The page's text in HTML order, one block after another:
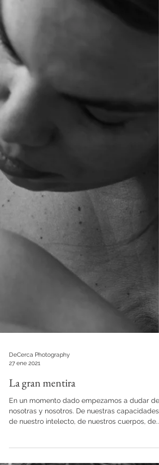
DeCerca Photography
27 ene 2021
La gran mentira
En un momento dado empezamos a dudar de
de nuestro intelecto, de nuestros cuerpos, de...